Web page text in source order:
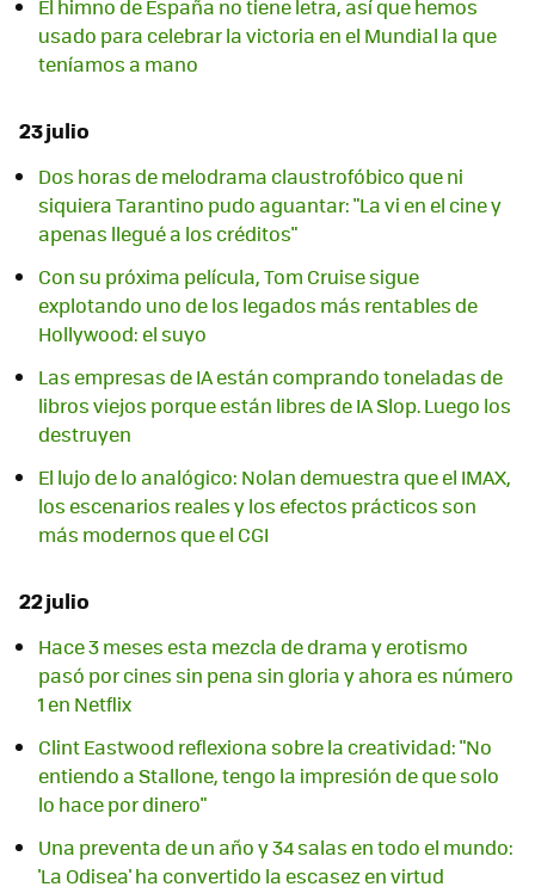
El himno de España no tiene letra, así que hemos
usado para celebrar la victoria en el Mundial la que
teníamos a mano
23 julio
Dos horas de melodrama claustrofóbico que ni
siquiera Tarantino pudo aguantar: "La vi en el cine y
apenas llegué a los créditos"
Con su próxima película, Tom Cruise sigue
explotando uno de los legados más rentables de
Hollywood: el suyo
Las empresas de IA están comprando toneladas de
libros viejos porque están libres de IA Slop. Luego los
destruyen
El lujo de lo analógico: Nolan demuestra que el IMAX,
los escenarios reales y los efectos prácticos son
más modernos que el CGI
22 julio
Hace 3 meses esta mezcla de drama y erotismo
pasó por cines sin pena sin gloria y ahora es número
1 en Netflix
Clint Eastwood reflexiona sobre la creatividad: "No
entiendo a Stallone, tengo la impresión de que solo
lo hace por dinero"
Una preventa de un año y 34 salas en todo el mundo:
'La Odisea' ha convertido la escasez en virtud